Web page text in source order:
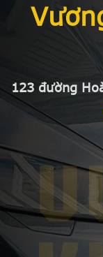
123 đường